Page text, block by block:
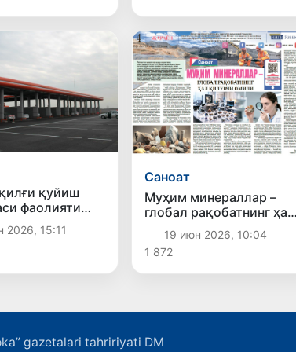
қуйиш
фаолияти
2026, 15:11
Саноат
Муҳим минераллар –
глобал рақобатнинг ҳал
қилувчи омили
19 июн 2026, 10:04
1 872
gazetalari tahririyati DM